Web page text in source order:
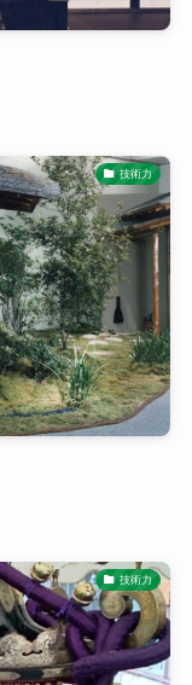
技術力
技術力